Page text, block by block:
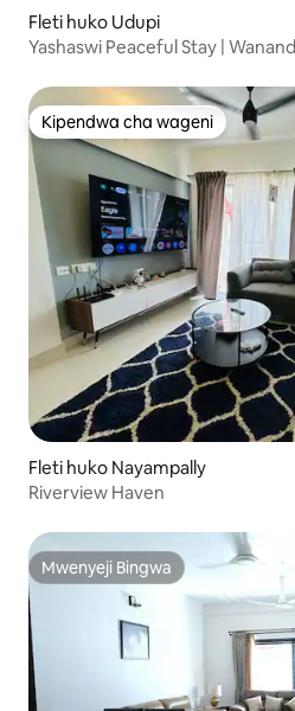
Fleti huko Udupi
Yashaswi Peaceful Stay |
Kipendwa cha wageni
Kipendwa cha wageni
Fleti huko Nayampally
Riverview Haven
Mwenyeji Bingwa
Mwenyeji Bingwa